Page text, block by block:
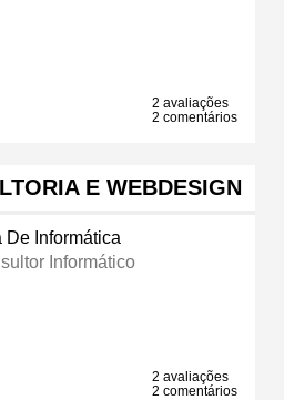
2 avaliações
2 comentários
E WEBDESIGN
De Informática
Informático
2 avaliações
2 comentários